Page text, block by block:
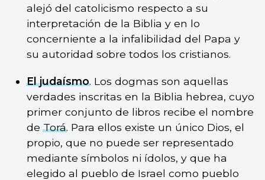
alejó del catolicismo respecto a su
interpretación de la Biblia y en lo
concerniente a la infalibilidad del Papa y
su autoridad sobre todos los cristianos.
El judaísmo. Los dogmas son aquellas
verdades inscritas en la Biblia hebrea, cuyo
primer conjunto de libros recibe el nombre
deTorá. Para ellos existe un único Dios, el
propio, que no puede ser representado
mediante símbolos ni ídolos, y que ha
elegido al pueblo de Israel como pueblo